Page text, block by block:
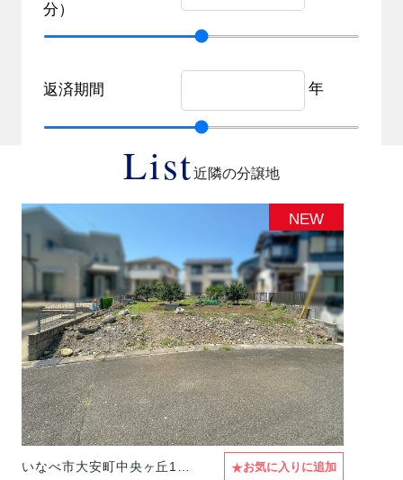
分）
返済期間 年
List近隣の分譲地
NEW
いなべ市大安町中央ヶ丘1丁目 ★お気に入りに追加